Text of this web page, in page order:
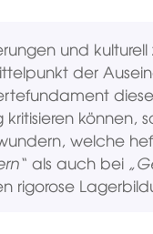
und
der
können,
welche
als auch bei
rigorose